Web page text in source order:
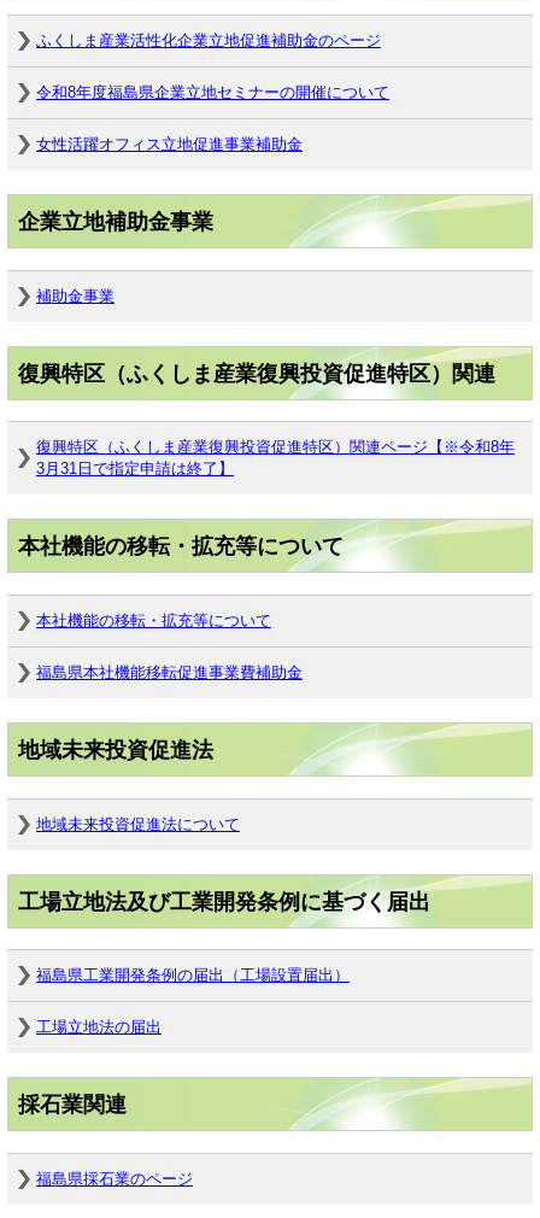
ふくしま産業活性化企業立地促進補助金のページ
令和8年度福島県企業立地セミナーの開催について
女性活躍オフィス立地促進事業補助金
企業立地補助金事業
補助金事業
復興特区（ふくしま産業復興投資促進特区）関連
復興特区（ふくしま産業復興投資促進特区）関連ページ【※令和8年
3月31日で指定申請は終了】
本社機能の移転・拡充等について
本社機能の移転・拡充等について
福島県本社機能移転促進事業費補助金
地域未来投資促進法
地域未来投資促進法について
工場立地法及び工業開発条例に基づく届出
福島県工業開発条例の届出（工場設置届出）
工場立地法の届出
採石業関連
福島県採石業のページ